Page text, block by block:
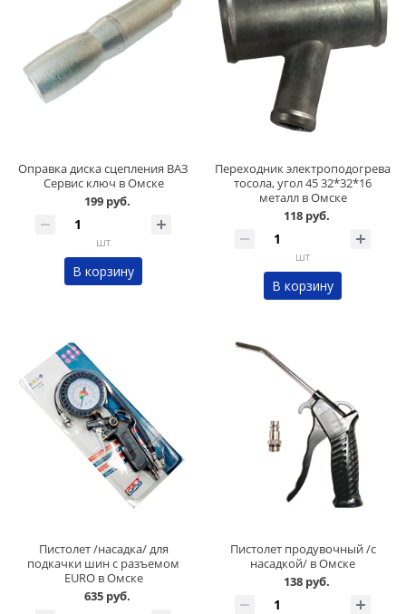
Оправка диска сцепления ВАЗ
Сервис ключ в Омске
199 руб.
шт
В корзину
Переходник электроподогрева
тосола, угол 45 32*32*16
металл в Омске
118 руб.
шт
В корзину
Пистолет /насадка/ для
подкачки шин с разъемом
EURO в Омске
635 руб.
Пистолет продувочный /с
насадкой/ в Омске
138 руб.